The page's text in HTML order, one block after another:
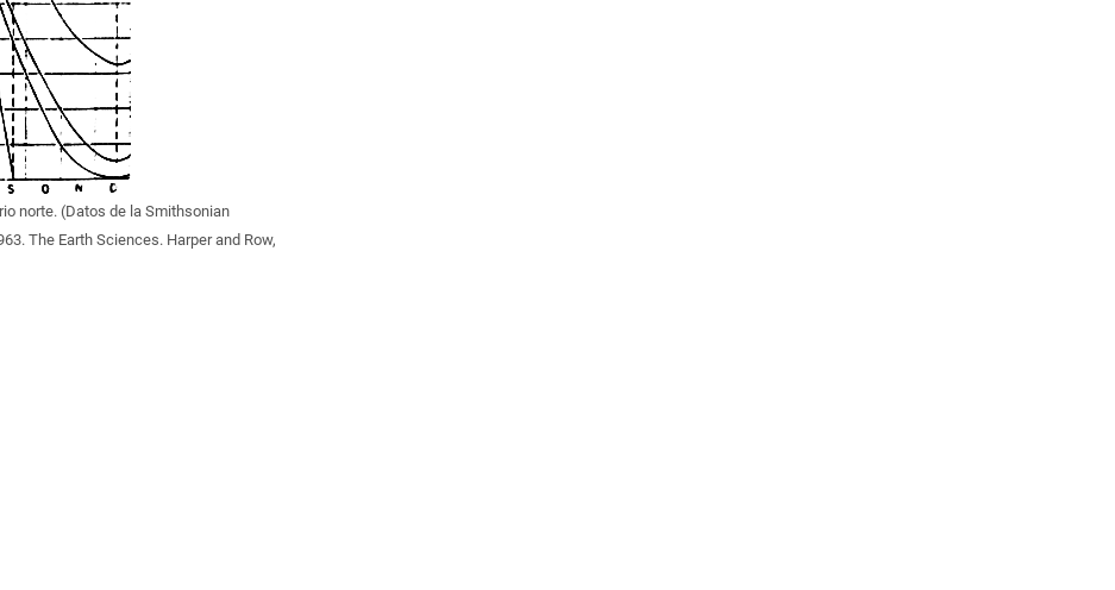
norte. (Datos de la Smithsonian
The Earth Sciences. Harper and Row,